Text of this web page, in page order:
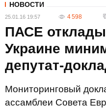
НОВОСТИ
25.01.16 19:57 4 598
ПАСЕ
Украине
депутат-
Мониторинговый
ассамблеи Совета